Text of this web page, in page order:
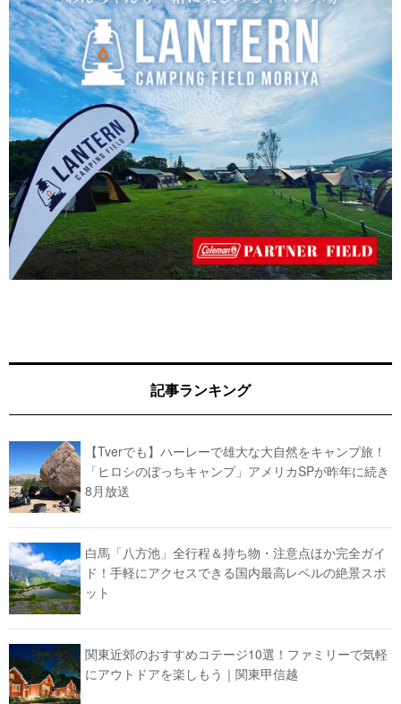
記事ランキング
【Tverでも】ハーレーで雄大な大自然をキャンプ旅！
「ヒロシのぼっちキャンプ」アメリカSPが昨年に続き
8月放送
白馬「八方池」全行程＆持ち物・注意点ほか完全ガイ
ド！手軽にアクセスできる国内最高レベルの絶景スポ
ット
関東近郊のおすすめコテージ10選！ファミリーで気軽
にアウトドアを楽しもう｜関東甲信越